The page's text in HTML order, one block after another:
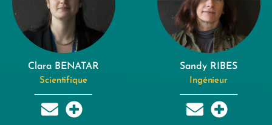
Clara BENATAR
Scientifique
Sandy RIBES
Ingénieur